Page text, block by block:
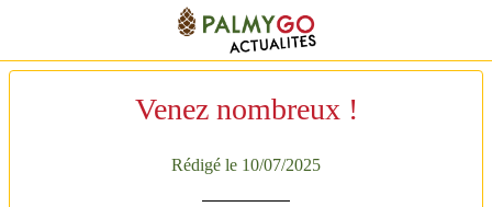
Venez nombreux !
Rédigé le 10/07/2025